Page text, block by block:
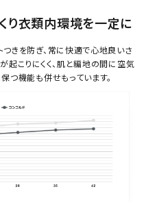
り衣類内環境を一定に
きを防ぎ、常に快適で心地良いさ
起こりにくく、肌と編地の間に空気
つ機能も併せもっています。